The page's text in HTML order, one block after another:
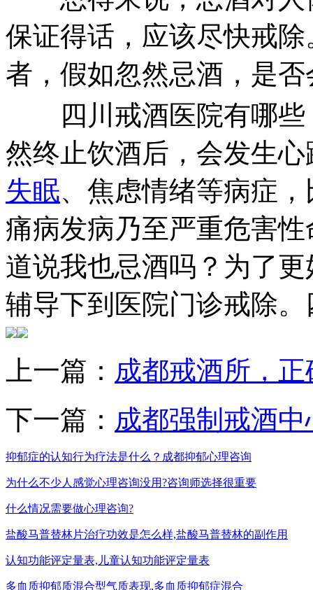
保证得话，应该尽快戒
者，假如忽然忌酒，是
四川戒酒医院有哪些
然终止饮酒后，会发生
失眠、焦虑情绪等病症
痛病发病乃至严重危害
道说我也忌酒吗？为了
辅导下到医院门诊戒除
上一篇： 成都戒酒所，
下一篇： 成都强制戒酒
抑郁症的认知行为疗法是什么？成都抑郁心理咨询
为什么不少人感觉心理咨询没用?咨询师选择很重要
什么情况需要做心理咨询?
盐酸马普替林片治疗功效是怎么样,盐酸马普替林的副作用
认知功能评定量表,儿童认知功能评定量表
多血质抑郁质混合型气质表现,多血质抑郁症混合